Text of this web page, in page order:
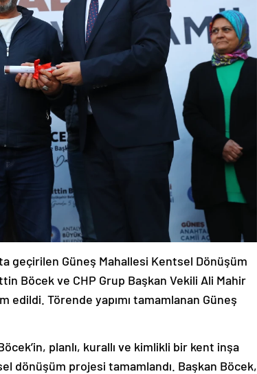
geçirilen Güneş Mahallesi Kentsel Dönüşüm
Böcek ve CHP Grup Başkan Vekili Ali Mahir
edildi. Törende yapımı tamamlanan Güneş
planlı, kurallı ve kimlikli bir kent inşa
dönüşüm projesi tamamlandı. Başkan Böcek,